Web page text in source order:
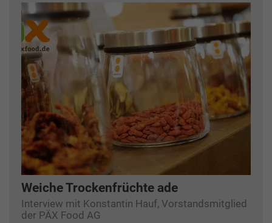
Weiche Trockenfrüchte ade
Interview mit Konstantin Hauf, Vorstandsmitglied
der PÄX Food AG